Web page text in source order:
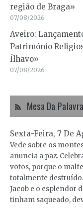
região de Braga»
07/08/2026
Aveiro:
Património
Ílhavo»
07/08/2026
Mesa Da Palavra
Sexta-Feira, 7 De
Vede sobre os
anuncia a paz.
votos, porque o
totalmente
Jacob e o esplendor
tinham saqueado,